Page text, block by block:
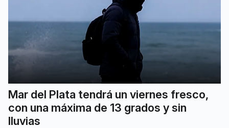
Mar del Plata tendrá un viernes fresco,
con una máxima de 13 grados y sin
lluvias